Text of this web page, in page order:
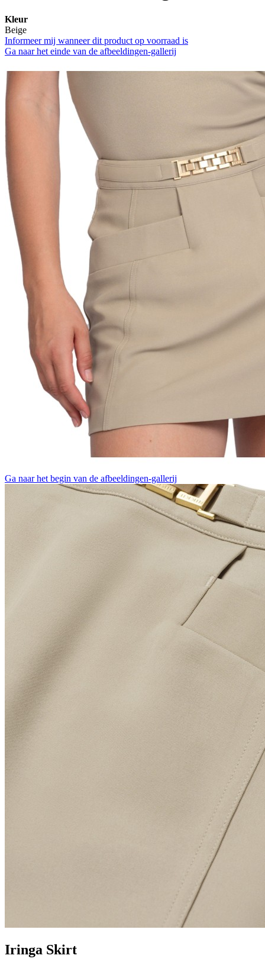
Kleur
Beige
Informeer mij wanneer dit product op voorraad is
Ga naar het einde van de afbeeldingen-gallerij
Ga naar het begin van de afbeeldingen-gallerij
Iringa Skirt